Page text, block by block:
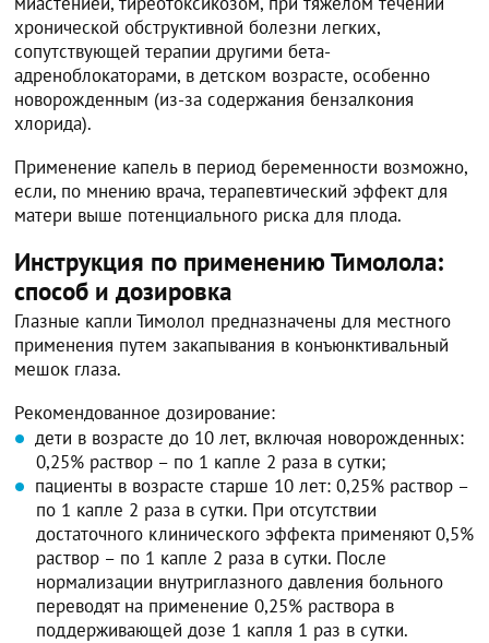
хронической обструктивной болезни легких,
сопутствующей терапии другими бета-
адреноблокаторами, в детском возрасте, особенно
новорожденным (из-за содержания бензалкония
хлорида).
Применение капель в период беременности возможно,
если, по мнению врача, терапевтический эффект для
матери выше потенциального риска для плода.
Инструкция по применению Тимолола:
способ и дозировка
Глазные капли Тимолол предназначены для местного
применения путем закапывания в конъюнктивальный
мешок глаза.
Рекомендованное дозирование:
дети в возрасте до 10 лет, включая новорожденных:
0,25% раствор – по 1 капле 2 раза в сутки;
пациенты в возрасте старше 10 лет: 0,25% раствор –
по 1 капле 2 раза в сутки. При отсутствии
достаточного клинического эффекта применяют 0,5%
раствор – по 1 капле 2 раза в сутки. После
нормализации внутриглазного давления больного
переводят на применение 0,25% раствора в
поддерживающей дозе 1 капля 1 раз в сутки.